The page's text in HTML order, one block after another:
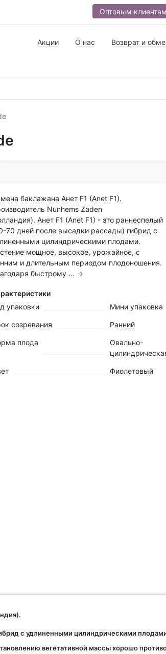
Оптовым клиентам
Акции О нас Возврат и
баклажана Анет F1 (Anet F1).
Nunhems Zaden
Анет F1 (Anet F1) - это раннеспелый
70 дней после высадки рассады) гибрид с
цилиндрическими плодами.
мощное, высокое, урожайное, с
и длительным периодом плодоношения.
быстрому ... →
упаковки
Мини упаковка
созревания Ранний
плода
Овально-
Фиолетовый
с удлиненными цилиндрическими
вегетативной массы хорошо